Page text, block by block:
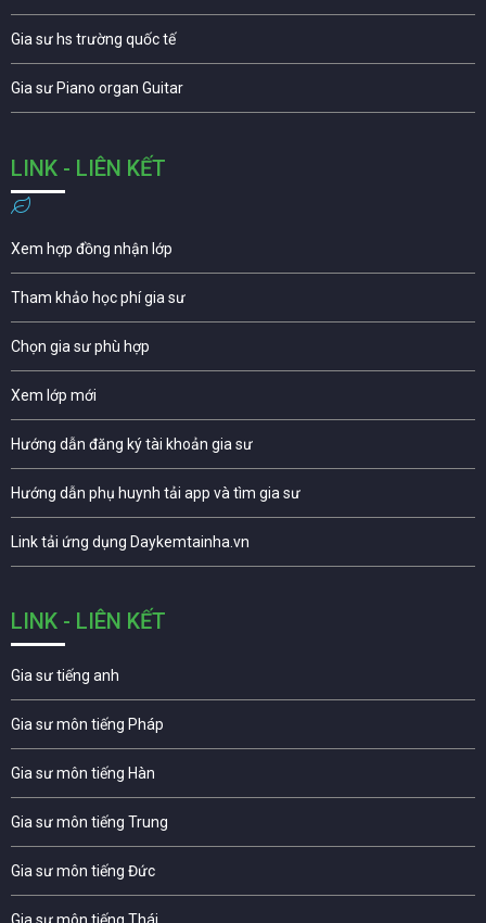
Gia sư hs trường quốc tế
Gia sư Piano organ Guitar
LINK - LIÊN KẾT
Xem hợp đồng nhận lớp
Tham khảo học phí gia sư
Chọn gia sư phù hợp
Xem lớp mới
Hướng dẫn đăng ký tài khoản gia sư
Hướng dẫn phụ huynh tải app và tìm gia sư
Link tải ứng dụng Daykemtainha.vn
LINK - LIÊN KẾT
Gia sư tiếng anh
Gia sư môn tiếng Pháp
Gia sư môn tiếng Hàn
Gia sư môn tiếng Trung
Gia sư môn tiếng Đức
Gia sư môn tiếng Thái